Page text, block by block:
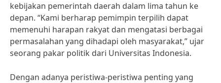
kebijakan pemerintah daerah dalam lima tahun ke
depan. “Kami berharap pemimpin terpilih dapat
memenuhi harapan rakyat dan mengatasi berbagai
permasalahan yang dihadapi oleh masyarakat,” ujar
seorang pakar politik dari Universitas Indonesia.
Dengan adanya peristiwa-peristiwa penting yang